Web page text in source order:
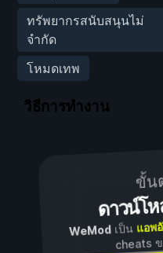
ทรัพยากรสนับสนุนไม่
จำกัด
โหมดเทพ
วิธีการทำงาน
ขั้น
ดาวน์โ
WeModเป็น แอพ
cheats